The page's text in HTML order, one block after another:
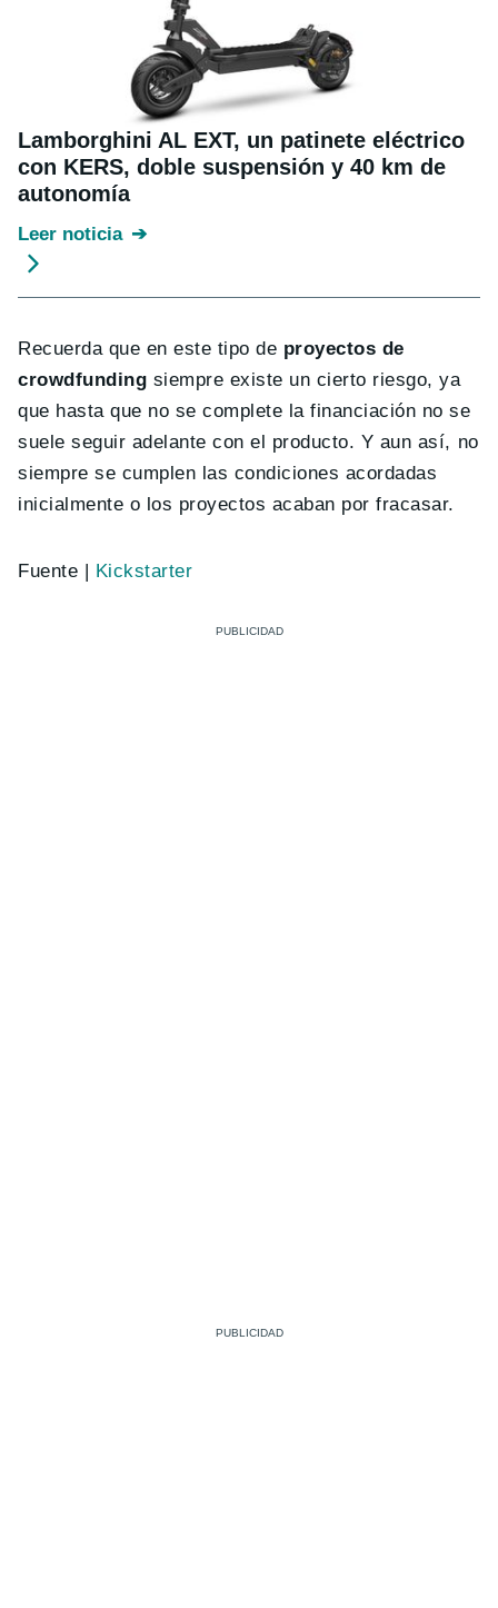
Lamborghini AL EXT, un patinete eléctrico
con KERS, doble suspensión y 40 km de
autonomía
Leer noticia
Recuerda que en este tipo de proyectos de
crowdfunding siempre existe un cierto riesgo, ya
que hasta que no se complete la financiación no se
suele seguir adelante con el producto. Y aun así, no
siempre se cumplen las condiciones acordadas
inicialmente o los proyectos acaban por fracasar.
Fuente | Kickstarter